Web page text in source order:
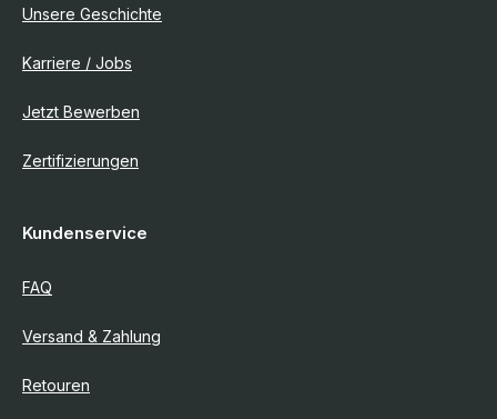
Unsere Geschichte
Karriere / Jobs
Jetzt Bewerben
Zertifizierungen
Kundenservice
FAQ
Versand & Zahlung
Retouren